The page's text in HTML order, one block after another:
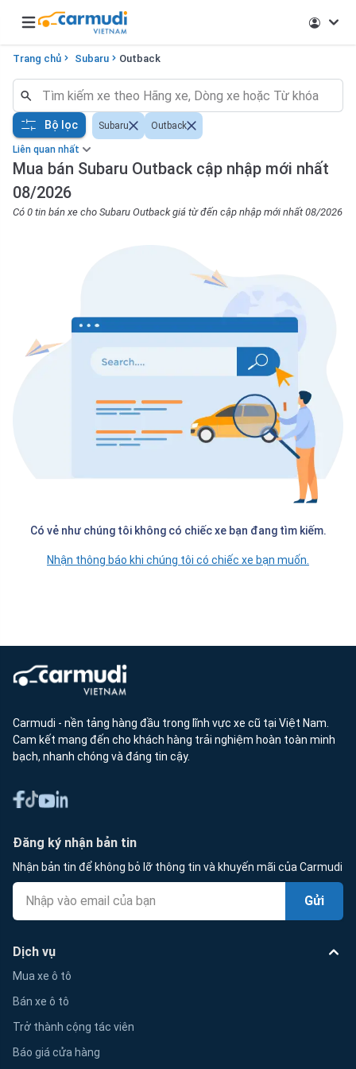
Open main menu
Trang chủ Subaru Outback
Liên quan nhất
Mua bán Subaru Outback cập nhập mới nhất
08/2026
Có 0 tin bán xe cho Subaru Outback giá từ đến cập nhập mới nhất 08/2026
Bộ lọc Subaru Outback
Có vẻ như chúng tôi không có chiếc xe bạn đang tìm kiếm.
Nhận thông báo khi chúng tôi có chiếc xe bạn muốn.
Carmudi - nền tảng hàng đầu trong lĩnh vực xe cũ tại Việt Nam.
Cam kết mang đến cho khách hàng trải nghiệm hoàn toàn minh
bạch, nhanh chóng và đáng tin cậy.
Đăng ký nhận bản tin
Nhận bản tin để không bỏ lỡ thông tin và khuyến mãi của Carmudi
Gửi
Dịch vụ
Mua xe ô tô
Bán xe ô tô
Trở thành cộng tác viên
Báo giá cửa hàng